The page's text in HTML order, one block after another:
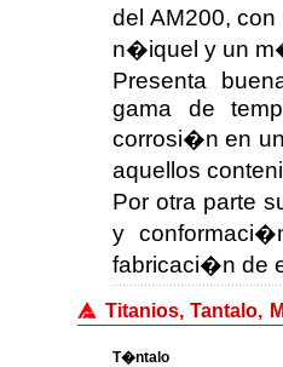
del AM200,
n�iquel y un
Presenta
gama de
corrosi�n en
aquellos
Por otra parte
y
fabricaci�n de
Titanios, Tantalo,
T�ntalo